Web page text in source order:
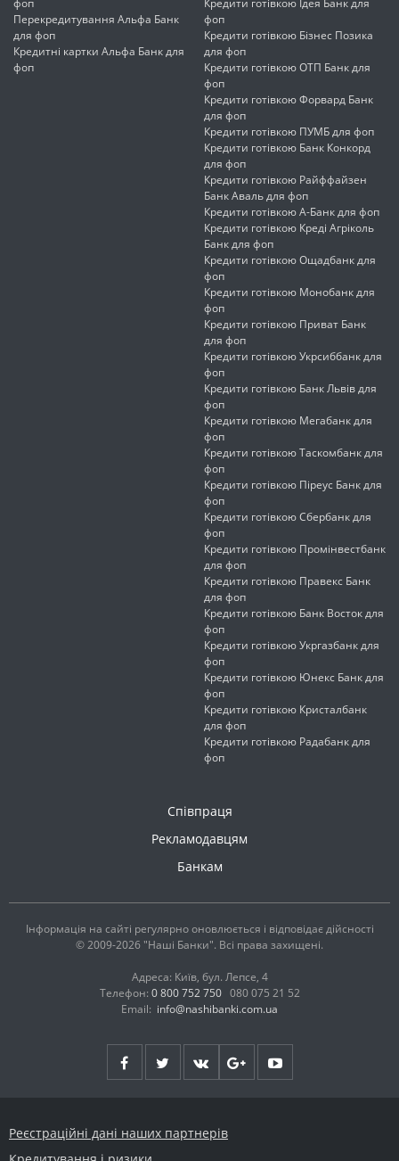
фоп
Перекредитування Альфа Банк
для фоп
Кредитні картки Альфа Банк для
фоп
Кредити готівкою Ідея Банк для
фоп
Кредити готівкою Бізнес Позика
для фоп
Кредити готівкою ОТП Банк для
фоп
Кредити готівкою Форвард Банк
для фоп
Кредити готівкою ПУМБ для фоп
Кредити готівкою Банк Конкорд
для фоп
Кредити готівкою Райффайзен
Банк Аваль для фоп
Кредити готівкою А-Банк для фоп
Кредити готівкою Креді Агріколь
Банк для фоп
Кредити готівкою Ощадбанк для
фоп
Кредити готівкою Монобанк для
фоп
Кредити готівкою Приват Банк
для фоп
Кредити готівкою Укрсиббанк для
фоп
Кредити готівкою Банк Львів для
фоп
Кредити готівкою Мегабанк для
фоп
Кредити готівкою Таскомбанк для
фоп
Кредити готівкою Піреус Банк для
фоп
Кредити готівкою Сбербанк для
фоп
Кредити готівкою Промінвестбанк
для фоп
Кредити готівкою Правекс Банк
для фоп
Кредити готівкою Банк Восток для
фоп
Кредити готівкою Укргазбанк для
фоп
Кредити готівкою Юнекс Банк для
фоп
Кредити готівкою Кристалбанк
для фоп
Кредити готівкою Радабанк для
фоп
Співпраця
Рекламодавцям
Банкам
Інформація на сайті регулярно оновлюється і відповідає дійсності
© 2009-2026 "Наші Банки". Всі права захищені.
Адреса: Київ, бул. Лепсе, 4
Телефон: 0 800 752 750 080 075 21 52
Email: info@nashibanki.com.ua
Реєстраційні дані наших партнерів